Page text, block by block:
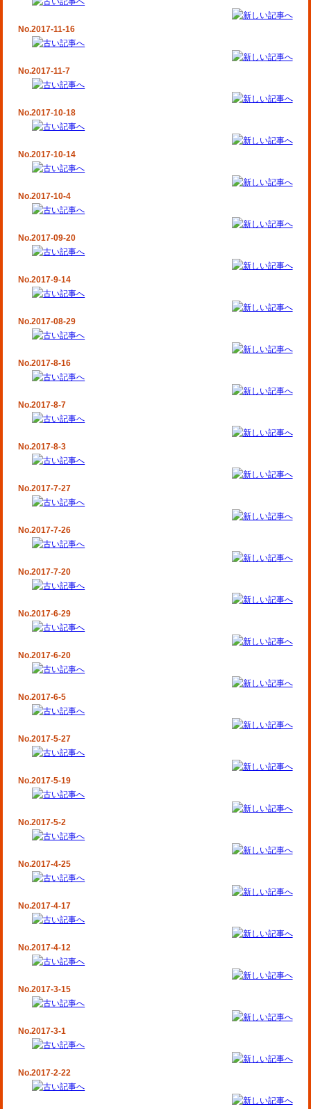
No.2017-11-16
No.2017-11-7
No.2017-10-18
No.2017-10-14
No.2017-10-4
No.2017-09-20
No.2017-9-14
No.2017-08-29
No.2017-8-16
No.2017-8-7
No.2017-8-3
No.2017-7-27
No.2017-7-26
No.2017-7-20
No.2017-6-29
No.2017-6-20
No.2017-6-5
No.2017-5-27
No.2017-5-19
No.2017-5-2
No.2017-4-25
No.2017-4-17
No.2017-4-12
No.2017-3-15
No.2017-3-1
No.2017-2-22